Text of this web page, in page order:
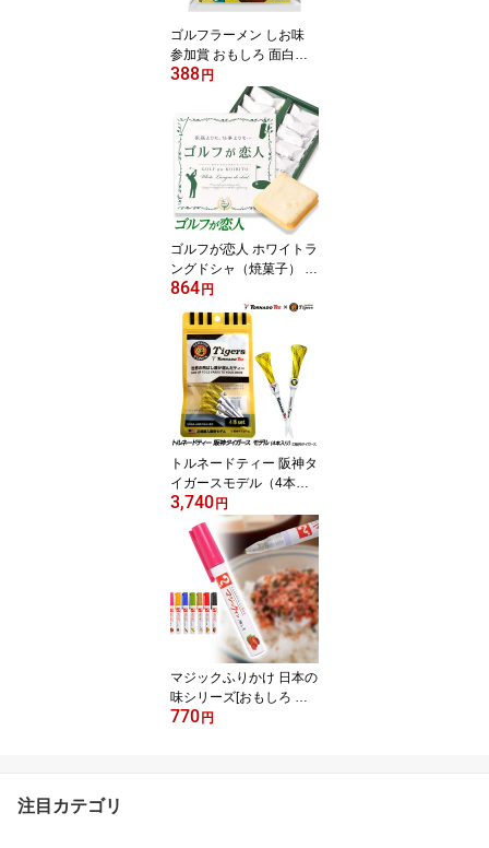
ゴルフラーメン しお味
参加賞 おもしろ 面白い
ゴルフ 食品 急ぎ プレゼ
ント ギフト ゴルフコン
ペ景品 ゴルフコンペ 景
品 賞品 コンペ賞品 ゴル
フ景品 飛び賞 ブービー
賞 もらって嬉しい ゴル
フ景品ラーメン
388 円
ゴルフが恋人 ホワイトラ
ングドシャ（焼菓子） 参
加賞 おもしろ 面白い ゴ
ルフ 食品 急ぎ プレゼン
ト ギフト ゴルフコンペ
景品 ゴルフコンペ 景品
賞品 コンペ賞品 ゴルフ
景品 飛び賞 ブービー賞
もらって嬉しい
864 円
トルネードティー 阪神タ
イガースモデル（4本入
り）TORNADO TEE ゴ
ルフティー 飛距離アップ
プロゴルファー 高級 ゴ
ルフコンペ景品 ゴルフコ
ンペ 景品 賞品 コンペ賞
品 ゴルフ用品 グッズ ギ
フト プレゼント タイガ
ース 阪神 ゴルフティー
3,740 円
マジックふりかけ 日本の
味シリーズ[おもしろ 食
品 雑貨 ペン ふりかけ マ
770 円
注目カテゴリ